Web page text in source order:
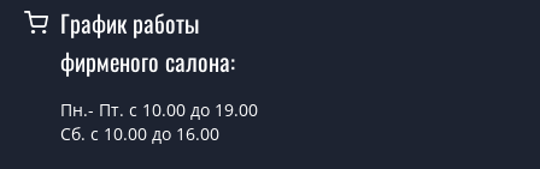
Да, мы имеем большой ассортимент готовых входных
Какая стоимость самых дешевых
График работы
фирменого салона:
Пн.- Пт. с 10.00 до 19.00
Сб. с 10.00 до 16.00